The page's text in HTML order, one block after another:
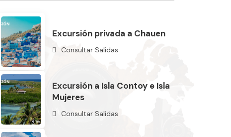
Excursión privada a Chauen
Consultar Salidas
Excursión a Isla Contoy e Isla
Mujeres
Consultar Salidas